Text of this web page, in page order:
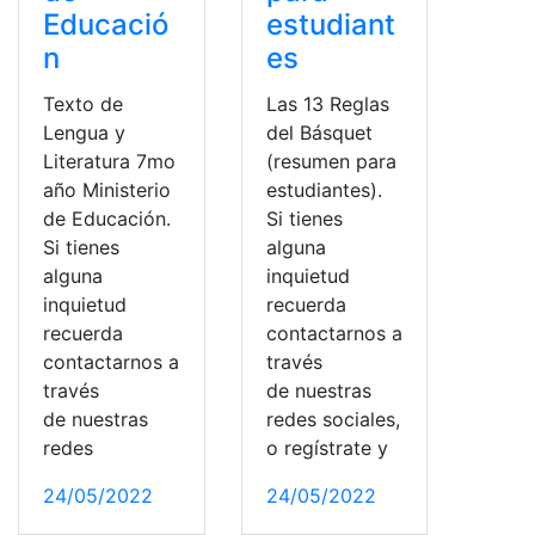
Educació
n
Texto de
Lengua y
Literatura 7mo
año Ministerio
de Educación.
Si tienes
alguna
inquietud
recuerda
contactarnos a
través
de nuestras
redes
24/05/2022
estudiant
es
Las 13 Reglas
del Básquet
(resumen para
estudiantes).
Si tienes
alguna
inquietud
recuerda
contactarnos a
través
de nuestras
redes sociales,
o regístrate y
24/05/2022